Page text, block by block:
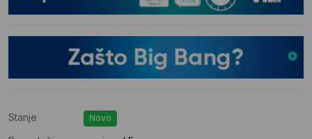
Stanje Novo